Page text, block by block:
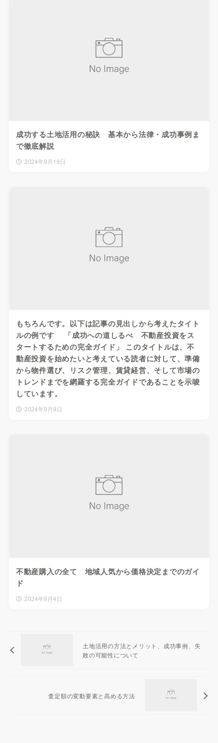
成功する土地活用の秘訣 基本から法律・成功事例ま
で徹底解説
2024年9月19日
もちろんです。以下は記事の見出しから考えたタイト
ルの例です 「成功への道しるべ 不動産投資をス
タートするための完全ガイド」 このタイトルは、不
動産投資を始めたいと考えている読者に対して、準備
から物件選び、リスク管理、賃貸経営、そして市場の
トレンドまでを網羅する完全ガイドであることを示唆
しています。
2024年9月9日
不動産購入の全て 地域人気から価格決定までのガイ
ド
2024年9月4日
土地活用の方法とメリット、成功事例、失
敗の可能性について
査定額の変動要素と高める方法